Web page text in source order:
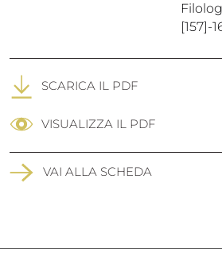
[157]-
SCARICA IL PDF
VISUALIZZA IL PDF
VAI ALLA SCHEDA